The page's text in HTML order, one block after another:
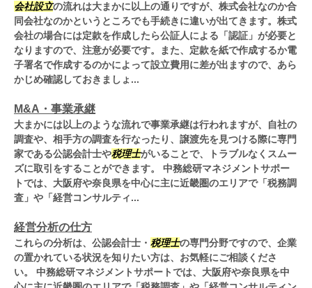
会社設立の流れは大まかに以上の通りですが、株式会社なのか合
同会社なのかというところでも手続きに違いが出てきます。株式
会社の場合には定款を作成したら公証人による「認証」が必要と
なりますので、注意が必要です。また、定款を紙で作成するか電
子署名で作成するのかによって設立費用に差が出ますので、あら
かじめ確認しておきましょ...
M&A・事業承継
大まかには以上のような流れで事業承継は行われますが、自社の
調査や、相手方の調査を行なったり、譲渡先を見つける際に専門
家である公認会計士や税理士がいることで、トラブルなくスムー
ズに取引をすることができます。 中務総研マネジメントサポー
トでは、大阪府や奈良県を中心に主に近畿圏のエリアで「税務調
査」や「経営コンサルティ...
経営分析の仕方
これらの分析は、公認会計士・ 税理士の専門分野ですので、企業
の置かれている状況を知りたい方は、お気軽にご相談くださ
い。 中務総研マネジメントサポートでは、大阪府や奈良県を中